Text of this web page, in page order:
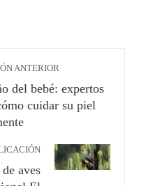
ANTERIOR
del bebé: expertos
cuidar su piel
aves